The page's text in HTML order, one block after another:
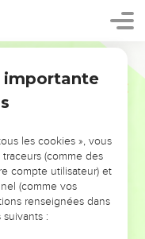
!
VOUS ÉVITER LES
importante
les cookies », vous
(comme des
compte utilisateur) et
(comme vos
renseignées dans
: